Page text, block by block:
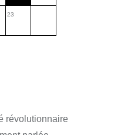
23
révolutionnaire